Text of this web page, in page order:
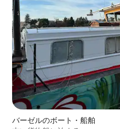
バーゼルのボート・船舶